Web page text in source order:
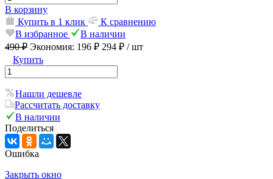
В корзину
Купить в 1 клик
К сравнению
В избранное
В наличии
490 ₽ Экономия: 196 ₽ 294 ₽ / шт
Купить
Нашли дешевле
Рассчитать доставку
В наличии
Поделиться
Ошибка
Закрыть окно